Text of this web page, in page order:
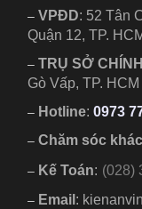
–VPĐD: 52 Tân
Quận 12, TP.
– TRỤ SỞ CHÍNH
Gò Vấp, TP. HCM
– Hotline: 0973
– Chăm sóc
– Kế Toán: (028)
– Email :